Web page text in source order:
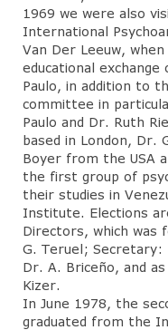
1969 we were also
International
Van Der Leeuw,
educational exchange
Paulo, in addition to
committee in
Paulo and Dr. Ruth
based in London, Dr.
Boyer from the USA
the first group of
their studies in
Institute. Elections
Directors, which was
G. Teruel; Secretary:
Dr. A. Briceño, and
Kizer.
In June 1978, the
graduated from the